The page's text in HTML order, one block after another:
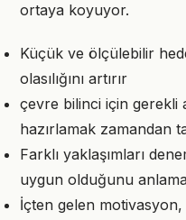
ortaya koyuyor.
Küçük ve ölçülebilir
olasılığını artırır
çevre bilinci için gerekli
hazırlamak zamandan
Farklı yaklaşımları
uygun olduğunu
İçten gelen